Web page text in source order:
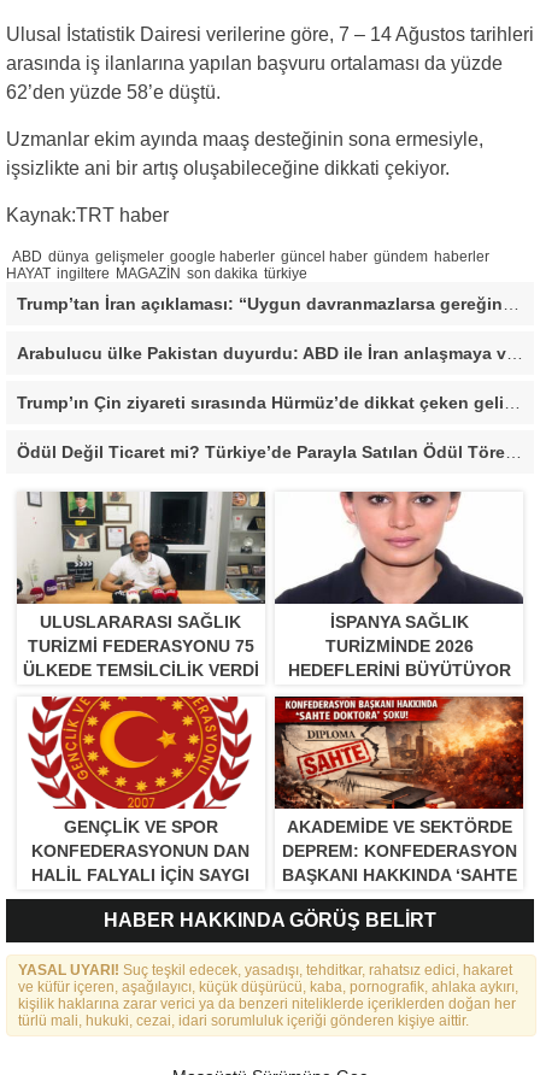
Ulusal İstatistik Dairesi verilerine göre, 7 – 14 Ağustos tarihleri
arasında iş ilanlarına yapılan başvuru ortalaması da yüzde
62’den yüzde 58’e düştü.
Uzmanlar ekim ayında maaş desteğinin sona ermesiyle,
işsizlikte ani bir artış oluşabileceğine dikkati çekiyor.
Kaynak:TRT haber
ABD dünya gelişmeler google haberler güncel haber gündem haberler
HAYAT ingiltere MAGAZİN son dakika türkiye
Arabulucu ülke Pakistan duyurdu: ABD ile İran anlaşmaya vardı
Ödül Değil Ticaret mi? Türkiye’de Parayla Satılan Ödül Törenleri Tartışma Yarattı”
ULUSLARARASI SAĞLIK
TURIZMI FEDERASYONU 75
ÜLKEDE TEMSILCILIK VERDI
İSPANYA SAĞLIK
TURIZMINDE 2026
HEDEFLERINI BÜYÜTÜYOR
GENÇLİK VE SPOR
KONFEDERASYONUN DAN
HALİL FALYALI İÇİN SAYGI
MESAJI YAYINLADI
AKADEMİDE VE SEKTÖRDE
DEPREM: KONFEDERASYON
BAŞKANI HAKKINDA ‘SAHTE
DOKTORA’ ŞOKU!
HABER HAKKINDA GÖRÜŞ BELİRT
YASAL UYARI! Suç teşkil edecek, yasadışı, tehditkar, rahatsız edici, hakaret
ve küfür içeren, aşağılayıcı, küçük düşürücü, kaba, pornografik, ahlaka aykırı,
kişilik haklarına zarar verici ya da benzeri niteliklerde içeriklerden doğan her
türlü mali, hukuki, cezai, idari sorumluluk içeriği gönderen kişiye aittir.